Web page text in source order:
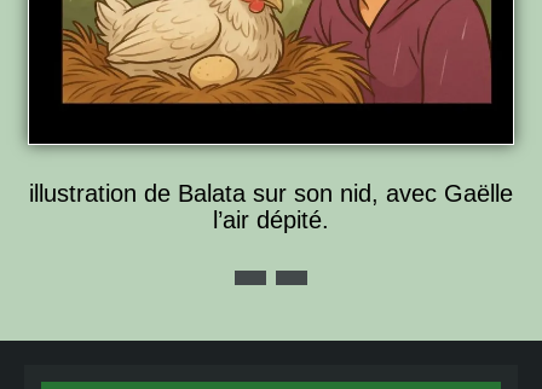
illustration de Balata sur son nid, avec Gaëlle
l’air dépité.